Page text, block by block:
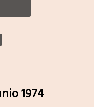
1974